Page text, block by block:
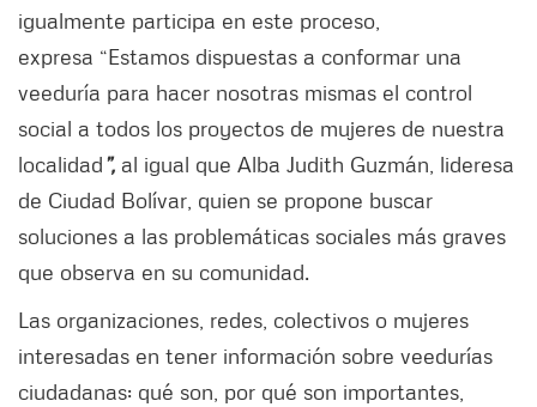
igualmente participa en este proceso,
expresa “Estamos dispuestas a conformar una
veeduría para hacer nosotras mismas el control
social a todos los proyectos de mujeres de nuestra
localidad”, al igual que Alba Judith Guzmán, lideresa
de Ciudad Bolívar, quien se propone buscar
soluciones a las problemáticas sociales más graves
que observa en su comunidad.
Las organizaciones, redes, colectivos o mujeres
interesadas en tener información sobre veedurías
ciudadanas: qué son, por qué son importantes,